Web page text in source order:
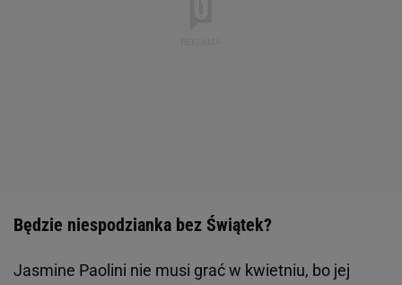
Będzie niespodzianka bez Świątek?
Jasmine Paolini nie musi grać w kwietniu, bo jej